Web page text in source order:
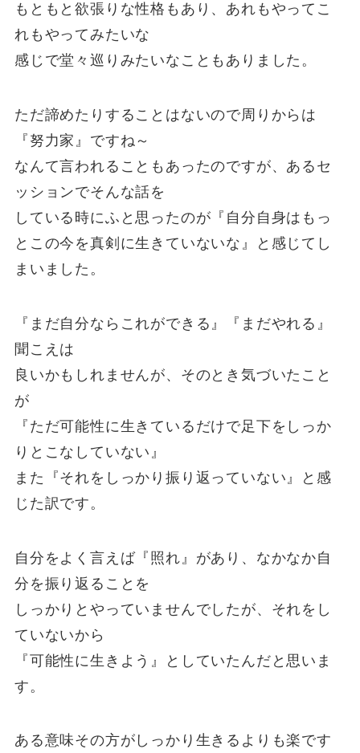
もともと欲張りな性格もあり、あれもやってこ
れもやってみたいな
感じで堂々巡りみたいなこともありました。
ただ諦めたりすることはないので周りからは
『努力家』ですね～
なんて言われることもあったのですが、あるセ
ッションでそんな話を
している時にふと思ったのが『自分自身はもっ
とこの今を真剣に生きていないな』と感じてし
まいました。
『まだ自分ならこれができる』『まだやれる』
聞こえは
良いかもしれませんが、そのとき気づいたこと
が
『ただ可能性に生きているだけで足下をしっか
りとこなしていない』
また『それをしっかり振り返っていない』と感
じた訳です。
自分をよく言えば『照れ』があり、なかなか自
分を振り返ることを
しっかりとやっていませんでしたが、それをし
ていないから
『可能性に生きよう』としていたんだと思いま
す。
ある意味その方がしっかり生きるよりも楽です